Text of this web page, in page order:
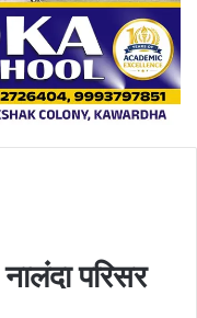
परिसर